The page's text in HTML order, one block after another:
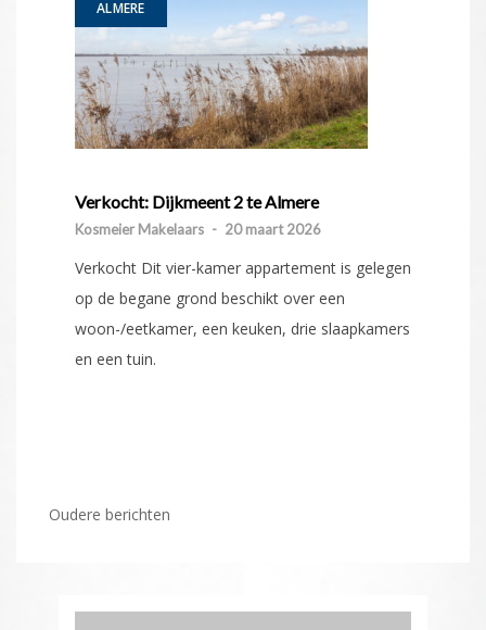
ALMERE
Verkocht: Dijkmeent 2 te Almere
Kosmeier Makelaars - 20 maart 2026
Verkocht Dit vier-kamer appartement is gelegen
op de begane grond beschikt over een
woon-/eetkamer, een keuken, drie slaapkamers
en een tuin.
Berichtennavigatie
Oudere berichten